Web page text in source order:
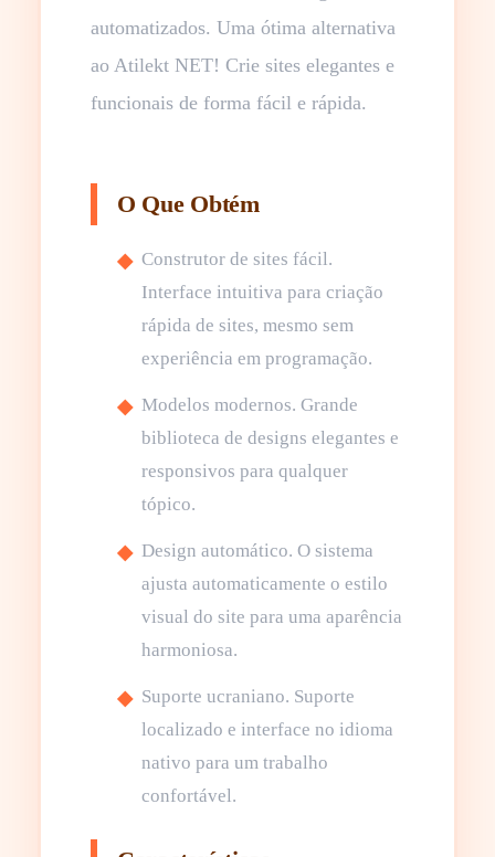
automatizados. Uma ótima alternativa
ao Atilekt NET! Crie sites elegantes e
funcionais de forma fácil e rápida.
O Que Obtém
Construtor de sites fácil.
Interface intuitiva para criação
rápida de sites, mesmo sem
experiência em programação.
Modelos modernos. Grande
biblioteca de designs elegantes e
responsivos para qualquer
tópico.
Design automático. O sistema
ajusta automaticamente o estilo
visual do site para uma aparência
harmoniosa.
Suporte ucraniano. Suporte
localizado e interface no idioma
nativo para um trabalho
confortável.